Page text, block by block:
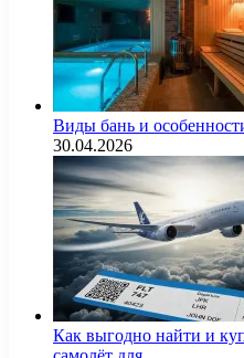
Виды бань и
30.04.2026
Как выгодно найти и